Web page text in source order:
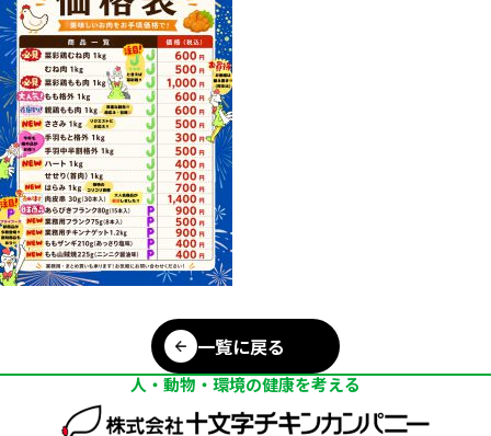
一覧に戻る
人・動物・環境の健康を考える